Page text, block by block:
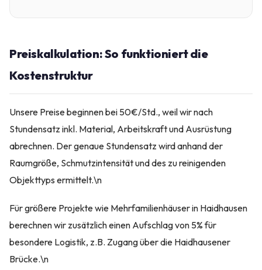
Preiskalkulation: So funktioniert die
Kostenstruktur
Unsere Preise beginnen bei 50€/Std., weil wir nach
Stundensatz inkl. Material, Arbeitskraft und Ausrüstung
abrechnen. Der genaue Stundensatz wird anhand der
Raumgröße, Schmutzintensität und des zu reinigenden
Objekttyps ermittelt.\n
Für größere Projekte wie Mehrfamilienhäuser in Haidhausen
berechnen wir zusätzlich einen Aufschlag von 5% für
besondere Logistik, z.B. Zugang über die Haidhausener
Brücke.\n